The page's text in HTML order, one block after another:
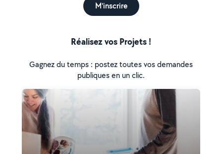
M'inscrire
Réalisez vos Projets !
Gagnez du temps : postez toutes vos demandes
publiques en un clic.